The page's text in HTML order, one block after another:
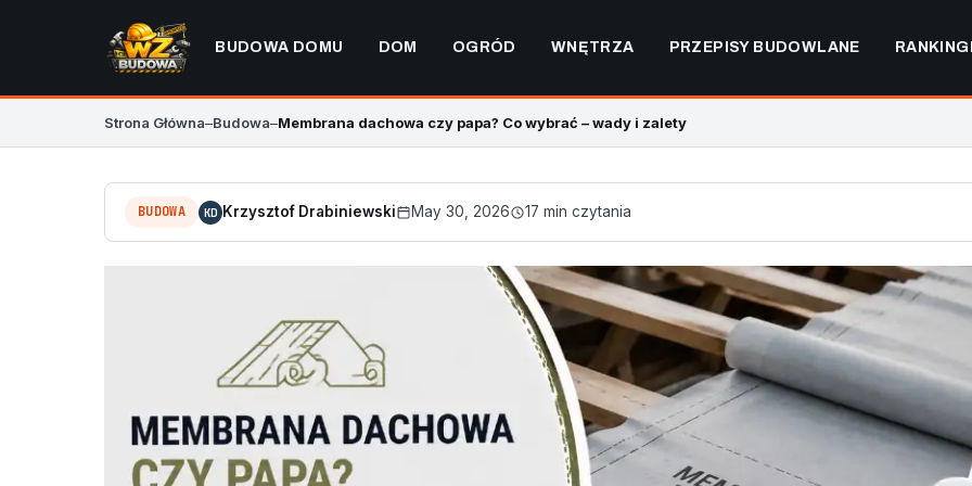
BUDOWA DOMU DOM OGRÓD WNĘTRZA PRZEPISY BUDOWLANE
Strona Główna–Budowa–Membrana dachowa czy papa? Co wybrać – wady i zalety
BUDOWA KD Krzysztof Drabiniewski May 30, 2026 17 min czytania